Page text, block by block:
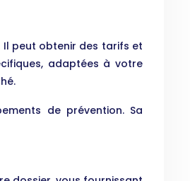
peut obtenir des tarifs et
adaptées à votre
de prévention. Sa